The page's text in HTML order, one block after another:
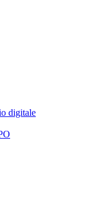
digitale